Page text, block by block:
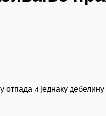
отпада и једнаку